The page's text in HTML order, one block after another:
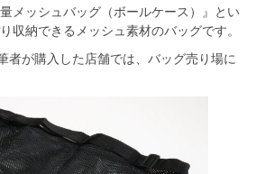
メッシュバッグ（ボールケース）』とい
収納できるメッシュ素材のバッグです。
者が購入した店舗では、バッグ売り場に